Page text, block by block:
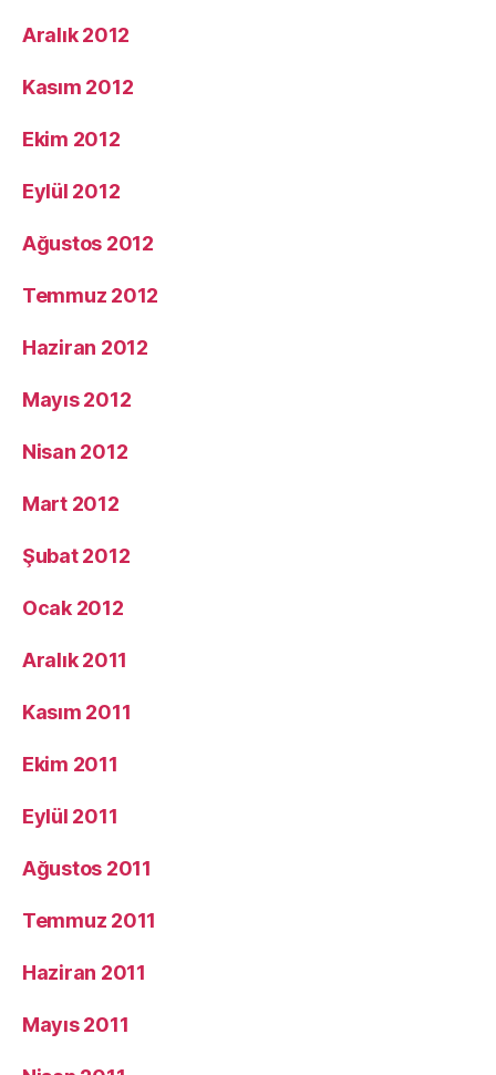
Aralık 2012
Kasım 2012
Ekim 2012
Eylül 2012
Ağustos 2012
Temmuz 2012
Haziran 2012
Mayıs 2012
Nisan 2012
Mart 2012
Şubat 2012
Ocak 2012
Aralık 2011
Kasım 2011
Ekim 2011
Eylül 2011
Ağustos 2011
Temmuz 2011
Haziran 2011
Mayıs 2011